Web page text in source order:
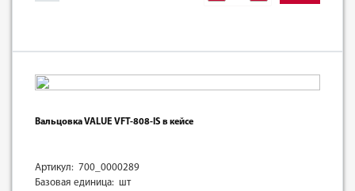
Вальцовка VALUE VFT-808-IS в кейсе
Артикул: 700_0000289
Базовая единица: шт